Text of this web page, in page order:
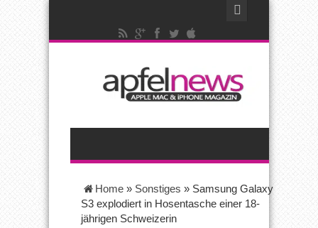
Home » Sonstiges » Samsung Galaxy
S3 explodiert in Hosentasche einer 18-
jährigen Schweizerin